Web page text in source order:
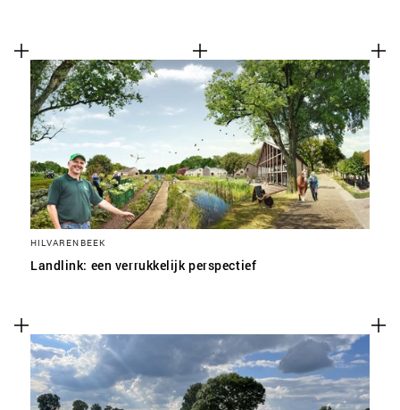
HILVARENBEEK
Landlink: een verrukkelijk perspectief